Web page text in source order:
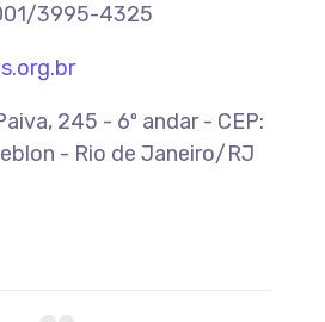
3995-4325
245 - 6º andar - CEP:
- Rio de Janeiro/RJ